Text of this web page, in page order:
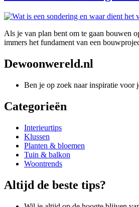
Als je van plan bent om te gaan bouwen
immers het fundament van een
Dewoonwereld.nl
Ben je op zoek naar inspiratie voor
Categorieën
Interieurtips
Klussen
Planten & bloemen
Tuin & balkon
Woontrends
Altijd de beste tips?